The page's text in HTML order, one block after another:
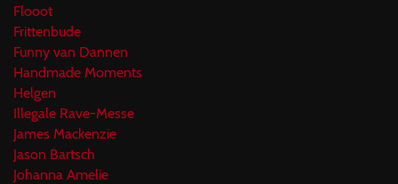
Flooot
Frittenbude
Funny van Dannen
Handmade Moments
Helgen
Illegale Rave-Messe
James Mackenzie
Jason Bartsch
Johanna Amelie